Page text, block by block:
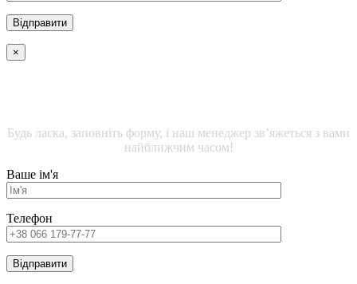
×
Будь ласка, заповніть форму, і наш менеджер зв’яжеться з вами
найближчим часом!
Ваше ім'я
Телефон